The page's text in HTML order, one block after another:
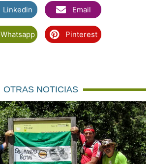
Linkedin Email
Whatsapp Pinterest
OTRAS NOTICIAS